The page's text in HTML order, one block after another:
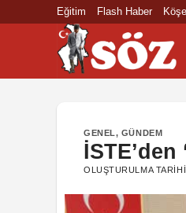
Eğitim Flash Haber
GENEL, GÜNDEM
İSTE’den
OLUŞTURULMA